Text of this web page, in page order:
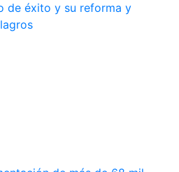
de éxito y su reforma y